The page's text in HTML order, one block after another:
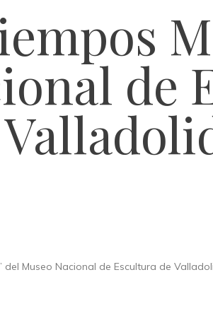
de
Museo Nacional de Escultura de